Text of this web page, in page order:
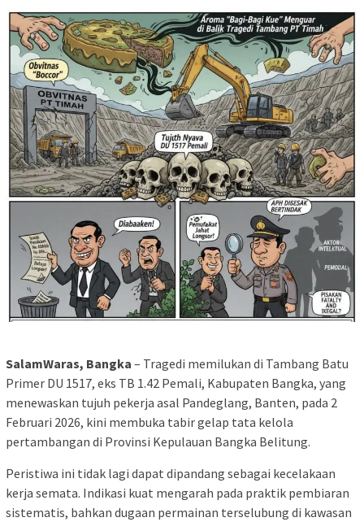
SalamWaras, Bangka – Tragedi memilukan di Tambang Batu
Primer DU 1517, eks TB 1.42 Pemali, Kabupaten Bangka, yang
menewaskan tujuh pekerja asal Pandeglang, Banten, pada 2
Februari 2026, kini membuka tabir gelap tata kelola
pertambangan di Provinsi Kepulauan Bangka Belitung.
Peristiwa ini tidak lagi dapat dipandang sebagai kecelakaan
kerja semata. Indikasi kuat mengarah pada praktik pembiaran
sistematis, bahkan dugaan permainan terselubung di kawasan